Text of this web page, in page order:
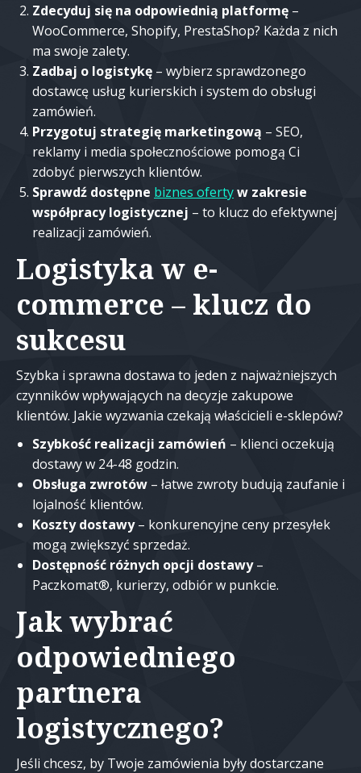
Zdecyduj się na odpowiednią platformę –
WooCommerce, Shopify, PrestaShop? Każda z nich
ma swoje zalety.
Zadbaj o logistykę – wybierz sprawdzonego
dostawcę usług kurierskich i system do obsługi
zamówień.
Przygotuj strategię marketingową – SEO,
reklamy i media społecznościowe pomogą Ci
zdobyć pierwszych klientów.
Sprawdź dostępne biznes ofertyw zakresie
współpracy logistycznej – to klucz do efektywnej
realizacji zamówień.
Logistyka w e-
commerce – klucz do
sukcesu
Szybka i sprawna dostawa to jeden z najważniejszych
czynników wpływających na decyzje zakupowe
klientów. Jakie wyzwania czekają właścicieli e-sklepów?
Szybkość realizacji zamówień – klienci oczekują
dostawy w 24-48 godzin.
Obsługa zwrotów – łatwe zwroty budują zaufanie i
lojalność klientów.
Koszty dostawy– konkurencyjne ceny przesyłek
mogą zwiększyć sprzedaż.
Dostępność różnych opcji dostawy–
Paczkomat®, kurierzy, odbiór w punkcie.
Jak wybrać
odpowiedniego
partnera
logistycznego?
Jeśli chcesz, by Twoje zamówienia były dostarczane